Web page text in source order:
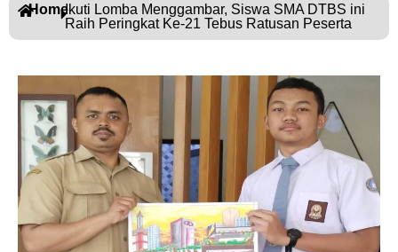
HomeIkuti Lomba Menggambar, Siswa SMA DTBS ini
Raih Peringkat Ke-21 Tebus Ratusan Peserta